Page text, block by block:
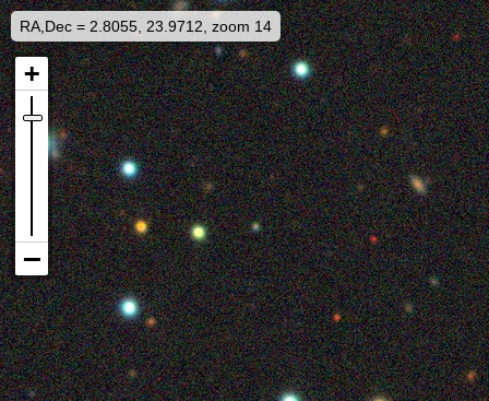
RA,Dec = 2.8055, 23.9712, zoom 14